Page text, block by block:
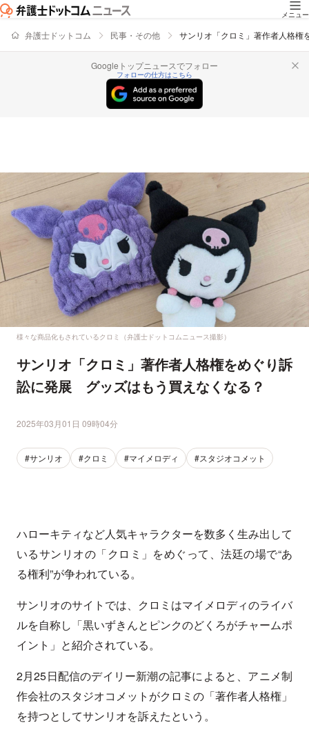
メニュー
弁護士ドットコム 民事・その他 サンリオ「クロミ」著作者人格
Googleトップニュースでフォロー
フォローの仕方はこちら
様々な商品化もされているクロミ（弁護士ドットコムニュース撮影）
サンリオ「クロミ」著作者人格権をめぐり訴
訟に発展 グッズはもう買えなくなる？
2025年03月01日 09時04分
#サンリオ #クロミ #マイメロディ #スタジオコメット
ハローキティなど人気キャラクターを数多く生み出して
いるサンリオの「クロミ」をめぐって、法廷の場で“あ
る権利”が争われている。
サンリオのサイトでは、クロミはマイメロディのライバ
ルを自称し「黒いずきんとピンクのどくろがチャームポ
イント」と紹介されている。
2月25日配信のデイリー新潮の記事によると、アニメ制
作会社のスタジオコメットがクロミの「著作者人格権」
を持つとしてサンリオを訴えたという。